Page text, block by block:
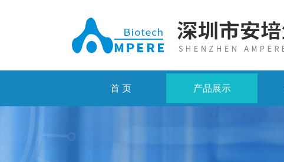
首 页 产品展示